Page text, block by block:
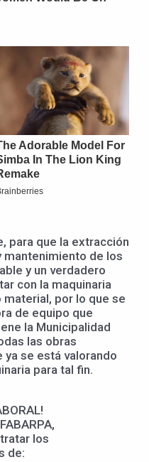
para que la extracción
mantenimiento de los
y un verdadero
con la maquinaria
por lo que se
de equipo que
la Municipalidad
las obras
ya se está valorando
para tal fin.
los
de: